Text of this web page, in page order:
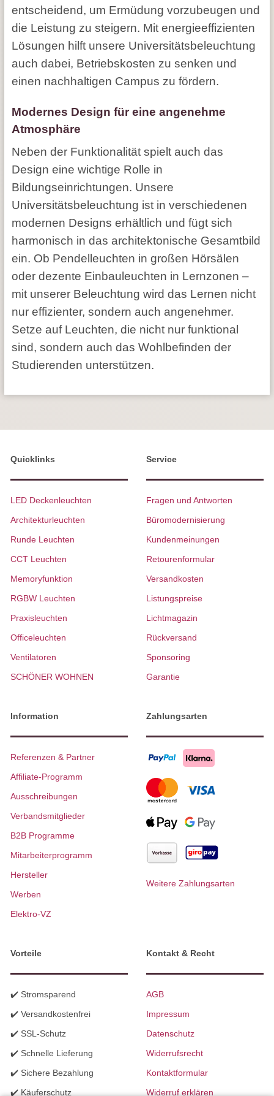
entscheidend, um Ermüdung vorzubeugen und
die Leistung zu steigern. Mit energieeffizienten
Lösungen hilft unsere Universitätsbeleuchtung
auch dabei, Betriebskosten zu senken und
einen nachhaltigen Campus zu fördern.
Modernes Design für eine angenehme
Atmosphäre
Neben der Funktionalität spielt auch das
Design eine wichtige Rolle in
Bildungseinrichtungen. Unsere
Universitätsbeleuchtung ist in verschiedenen
modernen Designs erhältlich und fügt sich
harmonisch in das architektonische Gesamtbild
ein. Ob Pendelleuchten in großen Hörsälen
oder dezente Einbauleuchten in Lernzonen –
mit unserer Beleuchtung wird das Lernen nicht
nur effizienter, sondern auch angenehmer.
Setze auf Leuchten, die nicht nur funktional
sind, sondern auch das Wohlbefinden der
Studierenden unterstützen.
Quicklinks
LED Deckenleuchten
Architekturleuchten
Runde Leuchten
CCT Leuchten
Memoryfunktion
RGBW Leuchten
Praxisleuchten
Officeleuchten
Ventilatoren
SCHÖNER WOHNEN
Service
Fragen und Antworten
Büromodernisierung
Kundenmeinungen
Retourenformular
Versandkosten
Listungspreise
Lichtmagazin
Rückversand
Sponsoring
Garantie
Information
Referenzen & Partner
Affiliate-Programm
Ausschreibungen
Verbandsmitglieder
B2B Programme
Mitarbeiterprogramm
Hersteller
Werben
Elektro-VZ
Zahlungsarten
Weitere Zahlungsarten
Vorteile
✔️ Stromsparend
✔️ Versandkostenfrei
✔️ SSL-Schutz
✔️ Schnelle Lieferung
✔️ Sichere Bezahlung
✔️ Käuferschutz
Kontakt & Recht
AGB
Impressum
Datenschutz
Widerrufsrecht
Kontaktformular
Widerruf erklären